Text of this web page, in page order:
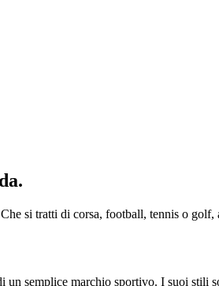
si tratti di corsa, football, tennis o
semplice marchio sportivo. I suoi